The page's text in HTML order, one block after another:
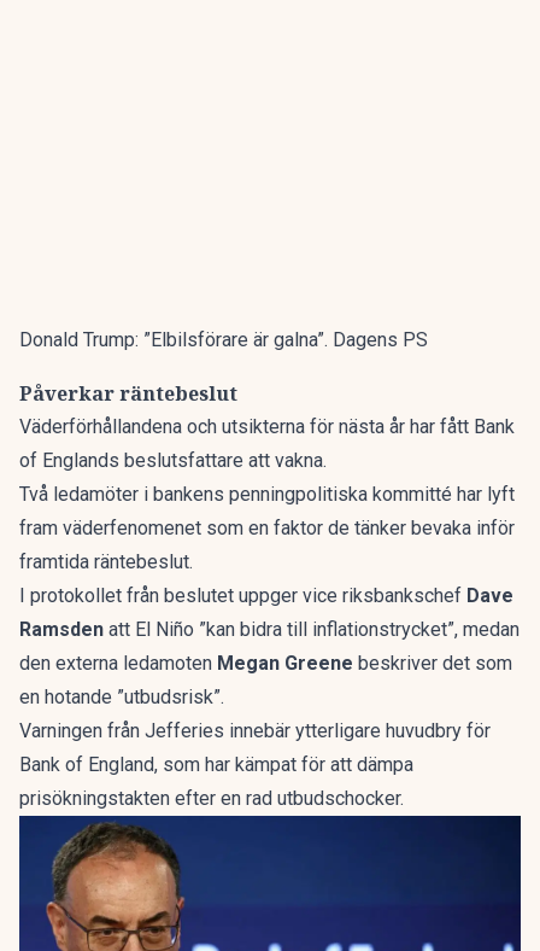
Donald Trump: ”Elbilsförare är galna”. Dagens PS
Påverkar räntebeslut
Väderförhållandena och utsikterna för nästa år har fått Bank
of Englands beslutsfattare att vakna.
Två ledamöter i bankens penningpolitiska kommitté har lyft
fram väderfenomenet som en faktor de tänker bevaka inför
framtida räntebeslut.
I protokollet från beslutet uppger vice riksbankschef Dave
Ramsden att El Niño ”kan bidra till inflationstrycket”, medan
den externa ledamoten Megan Greene beskriver det som
en hotande ”utbudsrisk”.
Varningen från Jefferies innebär ytterligare huvudbry för
Bank of England, som har kämpat för att dämpa
prisökningstakten efter en rad utbudschocker.